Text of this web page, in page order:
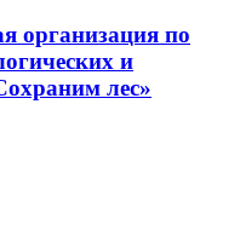
организация по
и
лес»